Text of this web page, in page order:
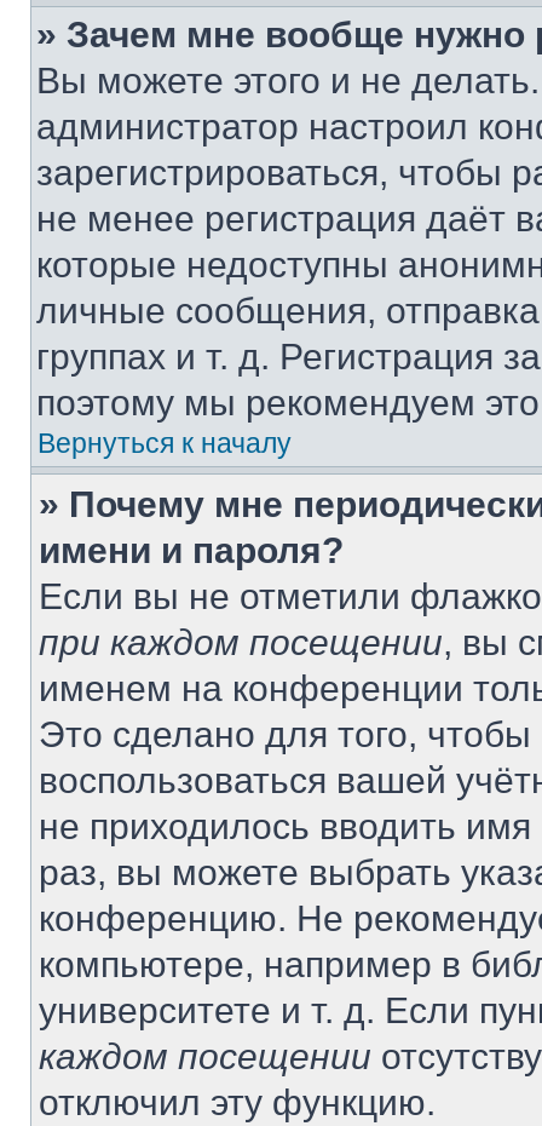
» Зачем мне вообще нужно
Вы можете этого и не
администратор настроил
зарегистрироваться, чтобы
не менее регистрация даёт
которые недоступны
личные сообщения,
группах и т. д. Регистрация
поэтому мы рекомендуем
Вернуться к началу
» Почему мне
имени и пароля?
Если вы не отметили
при каждом посещении, вы
именем на конференции
Это сделано для того, чтобы
воспользоваться вашей
не приходилось вводить
раз, вы можете выбрать
конференцию. Не
компьютере, например в
университете и т. д. Если
каждом посещении
отключил эту функцию.